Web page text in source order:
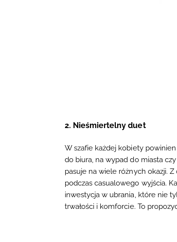
2. Nieśmiertelny duet
W szafie każdej kobiety
do biura, na wypad do miasta
pasuje na wiele różnych okazji.
podczas casualowego wyjścia.
inwestycja w ubrania, które nie
trwałości i komforcie. To